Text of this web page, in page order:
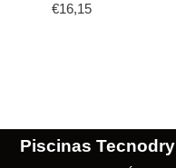
€16,15
Piscinas Tecnodry